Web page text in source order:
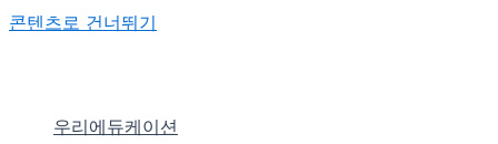
콘텐츠로 건너뛰기
우리에듀케이션